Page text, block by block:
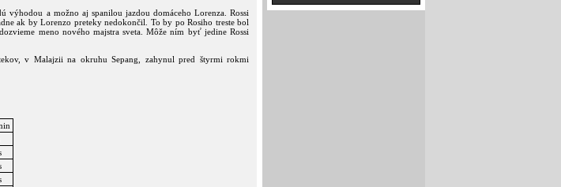
výhodou a možno aj spanilou jazdou domáceho Lorenza. Rossi
ak by Lorenzo preteky nedokončil. To by po Rosiho treste bol
meno nového majstra sveta. Môže ním byť jedine Rossi
v Malajzii na okruhu Sepang, zahynul pred štyrmi rokmi